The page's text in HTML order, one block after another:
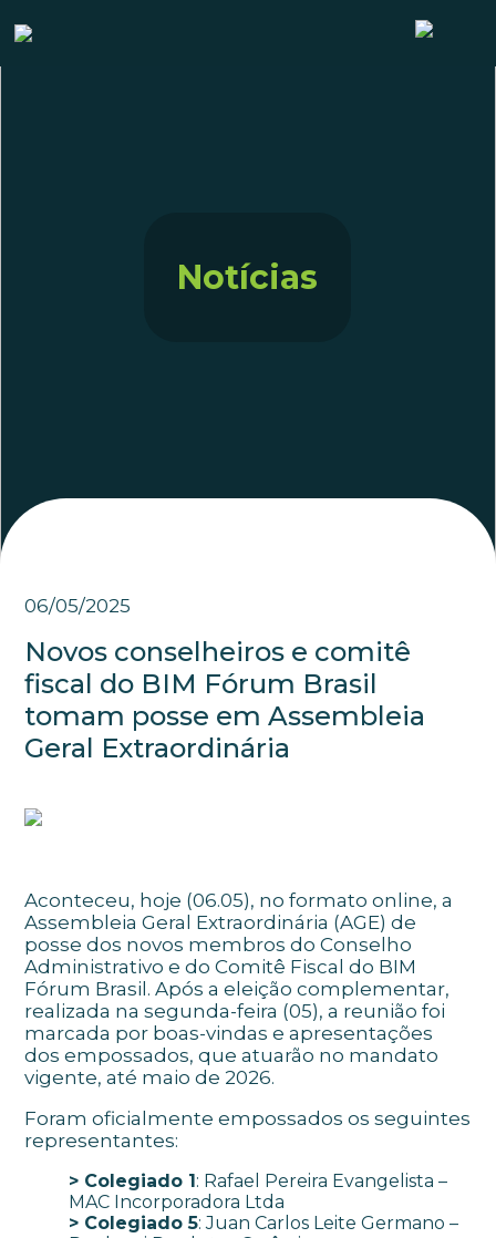
Notícias
06/05/2025
Novos conselheiros e comitê
fiscal do BIM Fórum Brasil
tomam posse em Assembleia
Geral Extraordinária
Aconteceu, hoje (06.05), no formato online, a
Assembleia Geral Extraordinária (AGE) de
posse dos novos membros do Conselho
Administrativo e do Comitê Fiscal do BIM
Fórum Brasil. Após a eleição complementar,
realizada na segunda-feira (05), a reunião foi
marcada por boas-vindas e apresentações
dos empossados, que atuarão no mandato
vigente, até maio de 2026.
Foram oficialmente empossados os seguintes
representantes:
> Colegiado 1: Rafael Pereira Evangelista –
MAC Incorporadora Ltda
> Colegiado 5: Juan Carlos Leite Germano –